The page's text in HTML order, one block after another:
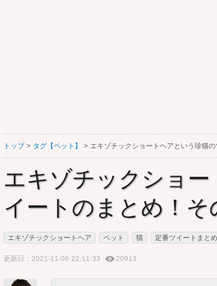
トップ> タグ【ペット】 > エキゾチックショートヘアという珍猫
エキゾチックショ
イートのまとめ！そ
エキゾチックショートヘア ペット 猫 定番ツイートまと
更新日：2021-11-06 22:11:33 20913